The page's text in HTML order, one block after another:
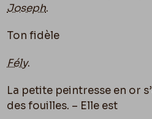
Joseph.
Ton fidèle
Fély.
La petite peintresse en or
des fouilles. – Elle est